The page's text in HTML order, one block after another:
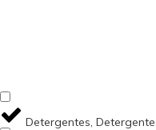
Detergentes,